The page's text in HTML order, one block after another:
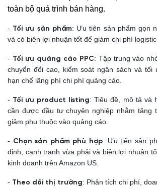
toàn bộ quá trình bán hàng.
- Tối ưu sản phẩm: Ưu tiên sản phẩm gọn
và có biên lợi nhuận tốt để giảm chi phí
- Tối ưu quảng cáo PPC: Tập trung vào
chuyển đổi cao, kiểm soát ngân sách và tối
hạn chế lãng phí chi phí quảng cáo.
- Tối ưu product listing: Tiêu đề, mô tả và
cần được đầu tư chuyên nghiệp nhằm tăng
giảm phụ thuộc vào quảng cáo.
- Chọn sản phẩm phù hợp: Ưu tiên sản
định, cạnh tranh vừa phải và biên lợi nhuận
kinh doanh trên Amazon US.
- Theo dõi thị trường: Phân tích chi phí,